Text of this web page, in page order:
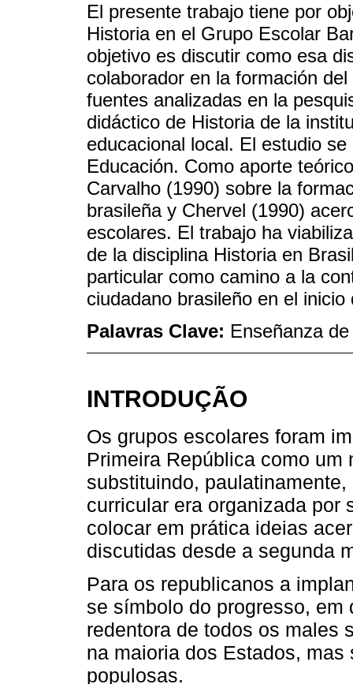
El presente trabajo tiene por
Historia en el Grupo Escolar
objetivo es discutir como esa
colaborador en la formación
fuentes analizadas en la
didáctico de Historia de la
educacional local. El estudio
Educación. Como aporte
Carvalho (1990) sobre la
brasileña y Chervel (1990)
escolares. El trabajo ha
de la disciplina Historia en
particular como camino a la
ciudadano brasileño en el inicio
Palavras Clave: Enseñanza
INTRODUÇÃO
Os grupos escolares foram
Primeira República como
substituindo,
curricular era organizada por
colocar em prática ideias
discutidas desde a segunda
Para os republicanos a
se símbolo do progresso,
redentora de todos os males
na maioria dos Estados,
populosas.